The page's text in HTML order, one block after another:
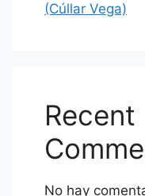
(Cúllar Vega)
Recent
No hay